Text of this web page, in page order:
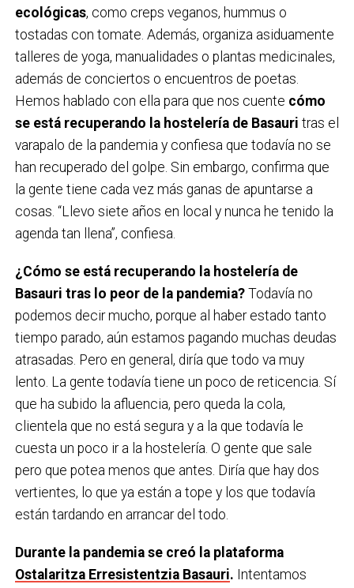
ecológicas, como creps veganos, hummus o
tostadas con tomate. Además, organiza asiduamente
talleres de yoga, manualidades o plantas medicinales,
además de conciertos o encuentros de poetas.
Hemos hablado con ella para que nos cuente cómo
se está recuperando la hostelería de Basauri tras el
varapalo de la pandemia y confiesa que todavía no se
han recuperado del golpe. Sin embargo, confirma que
la gente tiene cada vez más ganas de apuntarse a
cosas. “Llevo siete años en local y nunca he tenido la
agenda tan llena”, confiesa.
¿Cómo se está recuperando la hostelería de
Basauri tras lo peor de la pandemia?Todavía no
podemos decir mucho, porque al haber estado tanto
tiempo parado, aún estamos pagando muchas deudas
atrasadas. Pero en general, diría que todo va muy
lento. La gente todavía tiene un poco de reticencia. Sí
que ha subido la afluencia, pero queda la cola,
clientela que no está segura y a la que todavía le
cuesta un poco ir a la hostelería. O gente que sale
pero que potea menos que antes. Diría que hay dos
vertientes, lo que ya están a tope y los que todavía
están tardando en arrancar del todo.
Durante la pandemia se creó la plataforma
Ostalaritza Erresistentzia Basauri. Intentamos